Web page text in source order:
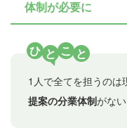
体制が必要に
ひ と こ と
1人で全てを担うのは
提案の分業体制がな